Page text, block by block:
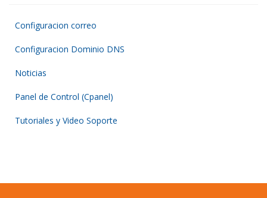
Configuracion correo
Configuracion Dominio DNS
Noticias
Panel de Control (Cpanel)
Tutoriales y Video Soporte